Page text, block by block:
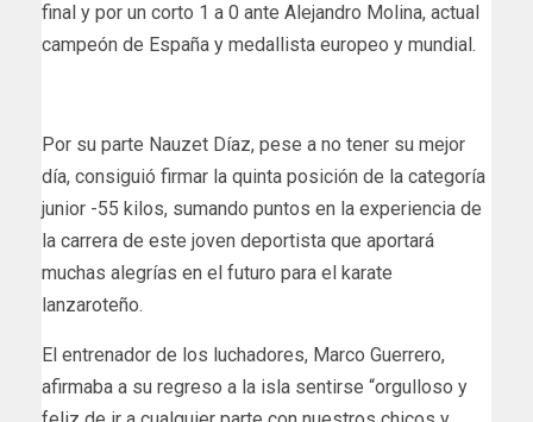
final y por un corto 1 a 0 ante Alejandro Molina, actual
campeón de España y medallista europeo y mundial.
Por su parte Nauzet Díaz, pese a no tener su mejor
día, consiguió firmar la quinta posición de la categoría
junior -55 kilos, sumando puntos en la experiencia de
la carrera de este joven deportista que aportará
muchas alegrías en el futuro para el karate
lanzaroteño.
El entrenador de los luchadores, Marco Guerrero,
afirmaba a su regreso a la isla sentirse “orgulloso y